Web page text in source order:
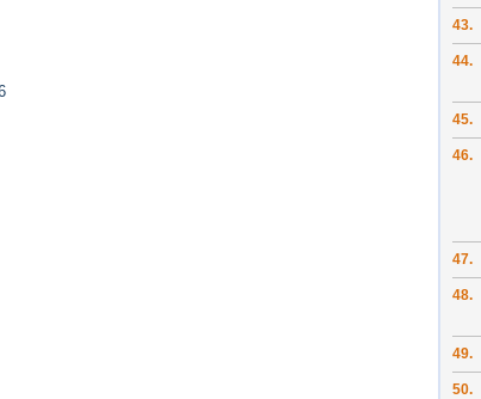
43.
44.
45.
46.
47.
48.
49.
50.